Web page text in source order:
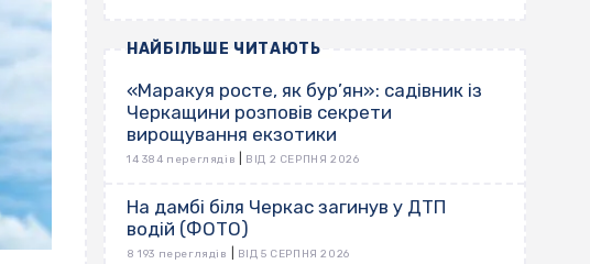
НАЙБІЛЬШЕ ЧИТАЮТЬ
«Маракуя росте, як бур’ян»: садівник із
Черкащини розповів секрети
вирощування екзотики
14 384 переглядів ВІД 2 СЕРПНЯ 2026
На дамбі біля Черкас загинув у ДТП
водій (ФОТО)
8 193 переглядів ВІД 5 СЕРПНЯ 2026